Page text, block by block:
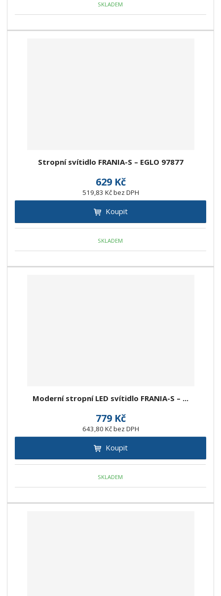
SKLADEM
Stropní svítidlo FRANIA-S – EGLO 97877
629 Kč
519,83 Kč bez DPH
Koupit
SKLADEM
Moderní stropní LED svítidlo FRANIA-S – ...
779 Kč
643,80 Kč bez DPH
Koupit
SKLADEM